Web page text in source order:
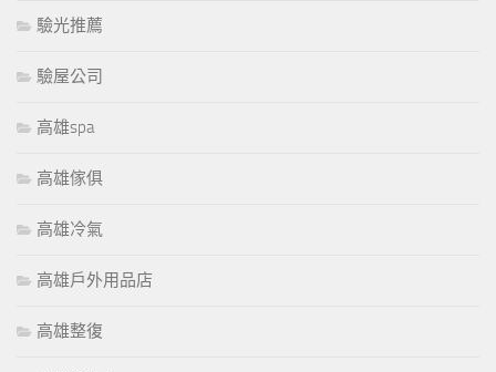
驗光推薦
驗屋公司
高雄spa
高雄傢俱
高雄冷氣
高雄戶外用品店
高雄整復